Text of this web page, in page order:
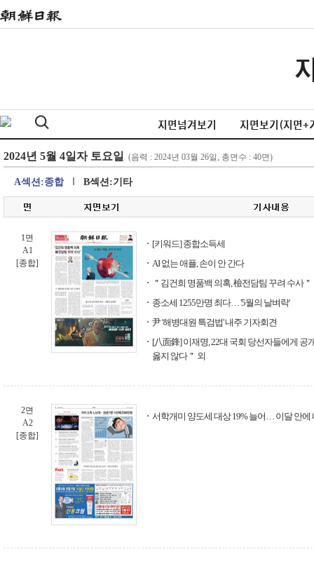
지면넘겨보기 지면보기(지면+
A섹션:종합 B섹션:기타
1면
A1
[종합]
[키워드] 종합소득세
AI 없는 애플, 손이 안 간다
＂김건희 명품백 의혹, 檢전담팀 꾸려 수사＂
종소세 1255만명 최다… '5월의 날벼락'
尹 '해병대원 특검법' 내주 기자회견
[八面鋒] 이재명, 22대 국회 당선자들에게 공
옳지 않다＂ 외
2면
A2
[종합]
서학개미 양도세 대상 19% 늘어… 이달 안에